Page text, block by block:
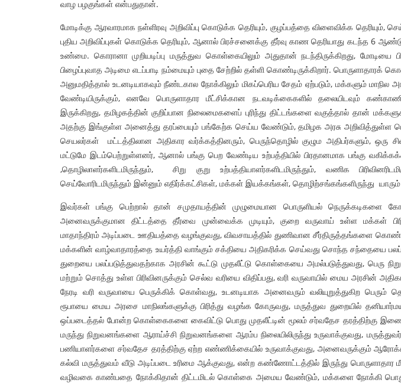
வாழ பழகுங்கள் என்பதுதான்.
மோடிக்கு ஆரவாரமாக நள்ளிரவு அறிவிப்பு கொடுக்க தெரியும், குழப்பத்தை விளைவிக்க தெரியும்,
புதிய அறிவிப்புகள் கொடுக்க தெரியும், ஆனால் பிரச்சனைக்கு தீர்வு காண தெரியாது கடந்த 6
உண்மை. கொரானா முறியடிப்பு மருத்துவ கொள்கையிலும் அதுதான் நடந்திருக்கிறது, மோடியை
பிழைப்புவாத அடிமை எடப்பாடி நம்மையும் புதை சேற்றில் தள்ளி கொண்டிருக்கிறார்.
அனுமதித்தால் உடனடியாகவும் நீண்டகால நோக்கிலும் மிகப்பெரிய சேதம் ஏற்படும், மக்களும் மாநில
வேண்டியிருக்கும், எனவே பொருளாதார மீட்சிக்கான நடவடிக்கைகளில் தலையிடவும்
இருக்கிறது, தமிழகத்தின் குறிப்பான நிலைமைகளைப் புரிந்து திட்டங்களை வகுத்தால் தான்
அதற்கு இங்குள்ள அனைத்து தரப்பையும் பங்கேற்க செய்ய வேண்டும், தமிழக அரசு அறிவித்துள்ள
செயலர்கள் மட்டத்திலான அதிகார வர்க்கத்தினரும், பெருந்தொழில் குழும அதிபர்களும், ஒரு
மட்டுமே இடம்பெற்றுள்ளனர், ஆனால் பங்கு பெற வேண்டிய உற்பத்தியில் பிரதானமாக பங்கு
,தொழிலாளர்களிடமிருந்தும், சிறு குறு உற்பத்தியாளர்களிடமிருந்தும், வணிக
செய்வோரிடமிருந்தும் இன்னும் எதிர்க்கட்சிகள், மக்கள் இயக்கங்கள், தொழிற்சங்கங்களிருந்து
இவர்கள் பங்கு பெற்றால் தான் சமுதாயத்தின் முழுமையான பொருளியல் நெருக்கடிகளை
அனைவருக்குமான திட்டத்தை தீர்வை முன்வைக்க முடியும், குறை வருவாய் உள்ள மக்கள்
மாதாந்திரம் அடிப்படை ஊதியத்தை வழங்குவது, விவசாயத்தில் துணிவான சீர்திருத்தங்களை கொண்டு
மக்களின் வாழ்வாதாரத்தை உயர்த்தி வாங்கும் சக்தியை அதிகரிக்க செய்வது சொந்த சந்தையை
துறையை பலப்படுத்துவதற்காக அரசின் கூட்டு முதலீட்டு கொள்கையை அமல்படுத்துவது, பெரு
மற்றும் சொத்து உள்ள பிரிவினருக்கும் செல்வ வரியை விதிப்பது, வரி வருவாயில் மைய அரசின்
நேரடி வரி வருவாயை பெருக்கிக் கொள்வது, உடனடியாக அனைவரும் வலியுறுத்துகிற
ரூபாயை மைய அரசை மாநிலங்களுக்கு பிரித்து வழங்க கோருவது, மருத்துவ துறையில்
ஒப்படைத்தல் போன்ற கொள்கைகளை கைவிட்டு பொது முதலீட்டின் மூலம் சர்வதேச தரத்திற்கு
மருந்து நிறுவனங்களை ஆராய்ச்சி நிறுவனங்களை ஆரம்ப நிலையிலிருந்து உருவாக்குவது,
பணியாளர்களை சர்வதேச தரத்திற்கு ஏற்ற எண்ணிக்கையில் உருவாக்குவது, அனைவருக்கும்
கல்வி மருத்துவம் வீடு அடிப்படை உரிமை ஆக்குவது, என்ற கண்ணோட்டத்தில் இருந்து பொருளாதார
வழிவகை காண்பதை நோக்கிதான் திட்டமிடல் கொள்கை அமைய வேண்டும், மக்களை நோக்கி பொது